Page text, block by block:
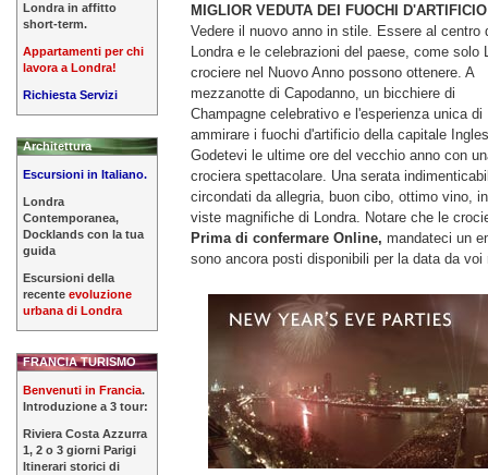
MIGLIOR VEDUTA DEI FUOCHI
Vedere il nuovo anno in stile. Essere al centro
Londra e le celebrazioni del paese, come solo
crociere nel Nuovo Anno possono ottenere. A
mezzanotte di Capodanno, un bicchiere di
Champagne celebrativo e l'esperienza unica di
ammirare i fuochi d'artificio della capitale
Godetevi le ultime ore del vecchio anno con
crociera spettacolare. Una serata
circondati da allegria, buon cibo, ottimo vino,
viste magnifiche di Londra. Notare che le
Prima di confermare Online, mandateci un
sono ancora posti disponibili per la data da voi
Londra in affitto
short-term.
Appartamenti per chi
lavora a Londra!
Richiesta Servizi
Architettura
Escursioni in Italiano.
Londra
Contemporanea,
Docklands con la tua
guida
Escursioni della
recente evoluzione
urbana di Londra
FRANCIA TURISMO
Benvenuti in Francia.
Introduzione a 3 tour:
Riviera Costa Azzurra
1, 2 o 3 giorni Parigi
Itinerari storici di